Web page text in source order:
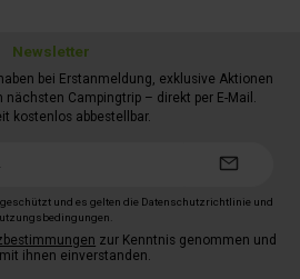
Newsletter
bei Erstanmeldung, exklusive Aktionen
nächsten Campingtrip – direkt per E-Mail.
kostenlos abbestellbar.
und es gelten die Datenschutzrichtlinie und
zur Kenntnis genommen und
ihnen einverstanden.